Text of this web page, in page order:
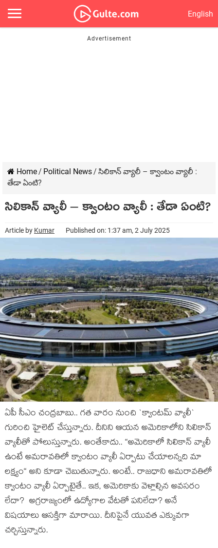
English
Home/ Political News/ సిలికాన్ వ్యాలీ – క్వాంటం వ్యాలీ :
తేడా ఏంటి?
సిలికాన్ వ్యాలీ – క్వాంటం వ్యాలీ : తేడా ఏంటి?
Article by Kumar Published on: 1:37 am, 2 July 2025
ఏపీ సీఎం చంద్ర‌బాబు.. గ‌త వారం నుంచి `క్వాంట‌మ్ వ్యాలీ`
గురించి హైలెట్ చేస్తున్నారు. దీనిని ఆయ‌న అమెరికాలోని సిలికాన్
వ్యాలీతో పోలుస్తున్నారు. అంతేకాదు.. “అమెరికాలో సిలికాన్ వ్యాలీ
ఉంటే అమరావతిలో క్వాంటం వ్యాలీ ఏర్పాటు చేయాలన్నది మా
లక్ష్యం“ అని కూడా చెబుతున్నారు. అంటే.. రాజ‌ధాని అమ‌రావ‌తిలో
క్వాంటం వ్యాలీ ఏర్పాటైతే.. ఇక‌, అమెరికాకు వెళ్లాల్సిన అవ‌స‌రం
లేదా? అగ్ర‌రాజ్యంలో ఉద్యోగాల వేటతో ప‌నిలేదా? అనే
విష‌యాలు ఆస‌క్తిగా మారాయి. దీనిపైనే యువత ఎక్కువ‌గా
చ‌ర్చిస్తున్నారు.